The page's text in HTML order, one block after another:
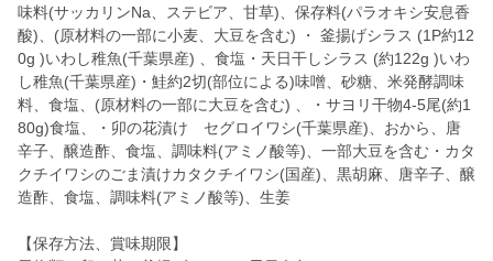
味料(サッカリンNa、ステビア、甘草)、保存料(パラオキシ安息香
酸)、(原材料の一部に小麦、大豆を含む) ・ 釜揚げシラス (1P約12
0g )いわし稚魚(千葉県産) 、食塩・天日干しシラス (約122g )いわ
し稚魚(千葉県産)・鮭約2切(部位による)味噌、砂糖、米発酵調味
料、食塩、(原材料の一部に大豆を含む) 、・サヨリ干物4-5尾(約1
80g)食塩、・卯の花漬け セグロイワシ(千葉県産)、おから、唐
辛子、醸造酢、食塩、調味料(アミノ酸等)、一部大豆を含む・カタ
クチイワシのごま漬けカタクチイワシ(国産)、黒胡麻、唐辛子、醸
造酢、食塩、調味料(アミノ酸等)、生姜
【保存方法、賞味期限】